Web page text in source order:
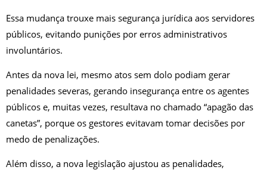
Essa mudança trouxe mais segurança jurídica aos servidores
públicos, evitando punições por erros administrativos
involuntários.
Antes da nova lei, mesmo atos sem dolo podiam gerar
penalidades severas, gerando insegurança entre os agentes
públicos e, muitas vezes, resultava no chamado “apagão das
canetas”, porque os gestores evitavam tomar decisões por
medo de penalizações.
Além disso, a nova legislação ajustou as penalidades,